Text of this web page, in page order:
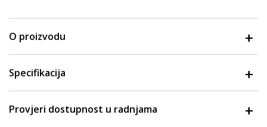
O proizvodu
Specifikacija
Provjeri dostupnost u radnjama